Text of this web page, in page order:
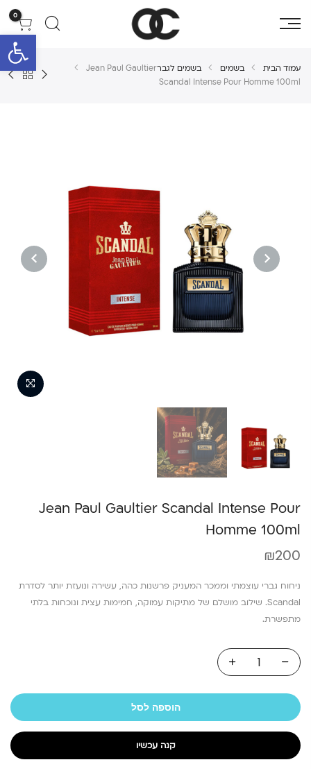
פתח
0
עמוד הבית בשמים בשמים לגברJean Paul Gaultier
Scandal Intense Pour Homme 100ml
PREVIOUS
Jean Paul Gaultier Scandal Intense Pour
Homme 100ml
₪200
ניחוח גברי עוצמתי וממכר המעניק פרשנות כהה, עשירה ונועזת יותר לסדרת
Scandal. שילוב מושלם של מתיקות עמוקה, חמימות עצית ונוכחות בלתי
מתפשרת.
הוספה לסל
קנה עכשיו